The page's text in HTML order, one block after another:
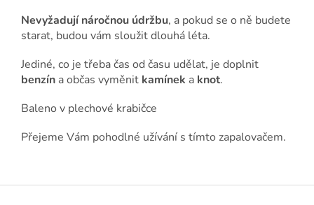
Nevyžadují náročnou údržbu, a pokud se o ně budete
starat, budou vám sloužit dlouhá léta.
Jediné, co je třeba čas od času udělat, je doplnit
benzín a občas vyměnit kamínek a knot.
Baleno v plechové krabičce
Přejeme Vám pohodlné užívání s tímto zapalovačem.
Z